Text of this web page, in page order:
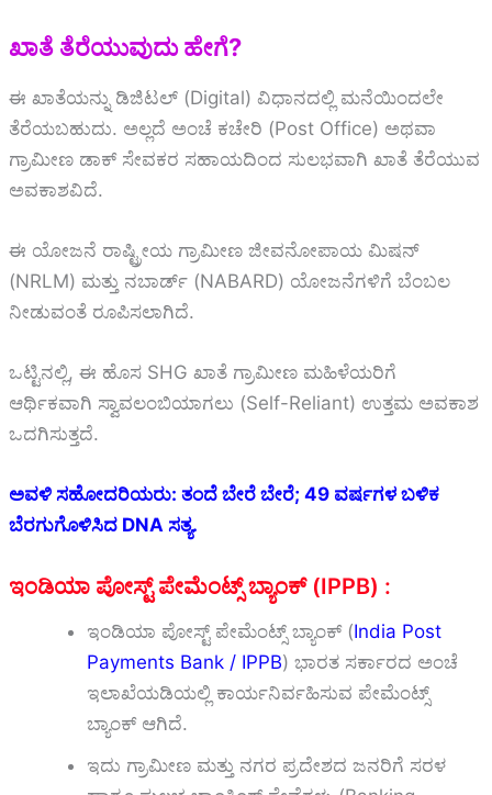
ಖಾತೆ ತೆರೆಯುವುದು ಹೇಗೆ?
ಈ ಖಾತೆಯನ್ನು ಡಿಜಿಟಲ್ (Digital) ವಿಧಾನದಲ್ಲಿ ಮನೆಯಿಂದಲೇ
ತೆರೆಯಬಹುದು. ಅಲ್ಲದೆ ಅಂಚೆ ಕಚೇರಿ (Post Office) ಅಥವಾ
ಗ್ರಾಮೀಣ ಡಾಕ್ ಸೇವಕರ ಸಹಾಯದಿಂದ ಸುಲಭವಾಗಿ ಖಾತೆ ತೆರೆಯುವ
ಅವಕಾಶವಿದೆ.
ಈ ಯೋಜನೆ ರಾಷ್ಟ್ರೀಯ ಗ್ರಾಮೀಣ ಜೀವನೋಪಾಯ ಮಿಷನ್
(NRLM) ಮತ್ತು ನಬಾರ್ಡ್ (NABARD) ಯೋಜನೆಗಳಿಗೆ ಬೆಂಬಲ
ನೀಡುವಂತೆ ರೂಪಿಸಲಾಗಿದೆ.
ಒಟ್ಟಿನಲ್ಲಿ, ಈ ಹೊಸ SHG ಖಾತೆ ಗ್ರಾಮೀಣ ಮಹಿಳೆಯರಿಗೆ
ಆರ್ಥಿಕವಾಗಿ ಸ್ವಾವಲಂಬಿಯಾಗಲು (Self-Reliant) ಉತ್ತಮ ಅವಕಾಶ
ಒದಗಿಸುತ್ತದೆ.
ಅವಳಿ ಸಹೋದರಿಯರು: ತಂದೆ ಬೇರೆ ಬೇರೆ; 49 ವರ್ಷಗಳ ಬಳಿಕ
ಬೆರಗುಗೊಳಿಸಿದ DNA ಸತ್ಯ.
ಇಂಡಿಯಾ ಪೋಸ್ಟ್ ಪೇಮೆಂಟ್ಸ್ ಬ್ಯಾಂಕ್ (IPPB) :
ಇಂಡಿಯಾ ಪೋಸ್ಟ್ ಪೇಮೆಂಟ್ಸ್ ಬ್ಯಾಂಕ್ (India Post
Payments Bank / IPPB) ಭಾರತ ಸರ್ಕಾರದ ಅಂಚೆ
ಇಲಾಖೆಯಡಿಯಲ್ಲಿ ಕಾರ್ಯನಿರ್ವಹಿಸುವ ಪೇಮೆಂಟ್ಸ್
ಬ್ಯಾಂಕ್ ಆಗಿದೆ.
ಇದು ಗ್ರಾಮೀಣ ಮತ್ತು ನಗರ ಪ್ರದೇಶದ ಜನರಿಗೆ ಸರಳ